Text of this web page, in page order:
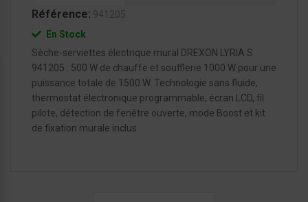
Référence: 941205
En Stock
Sèche-serviettes électrique mural DREXON LYRIA S
941205 : 500 W de chauffe et soufflerie 1000 W pour une
puissance totale de 1500 W. Technologie sans fluide,
thermostat électronique programmable, écran LCD, fil
pilote, détection de fenêtre ouverte, mode Boost et kit
de fixation murale inclus.